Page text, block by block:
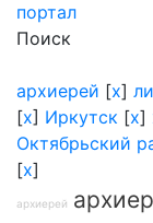
портал
Поиск
архиерей [x]
[x] Иркутск [x]
Октябрьский
[x]
архиерей